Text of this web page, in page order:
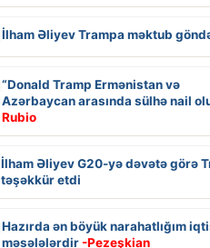
İlham Əliyev Trampa məktub
“Donald Tramp Ermənistan və
Azərbaycan arasında sülhə nail
Rubio
İlham Əliyev G20-yə dəvətə görə
təşəkkür etdi
Hazırda ən böyük narahatlığım
məsələlərdir -Pezeşkian